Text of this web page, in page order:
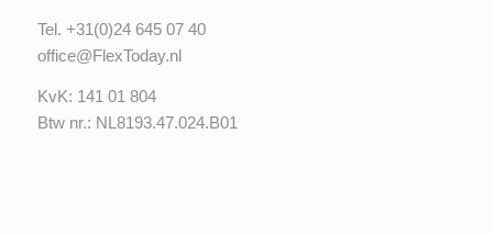
Tel. +31(0)24 645 07 40
office@FlexToday.nl
KvK: 141 01 804
Btw nr.: NL8193.47.024.B01